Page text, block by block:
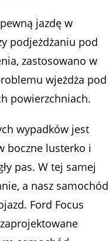
jazdę w
podjeżdżaniu pod
zastosowano w
wjeżdża pod
powierzchniach.
wypadków jest
boczne lusterko i
pas. W tej samej
a nasz samochód
Ford Focus